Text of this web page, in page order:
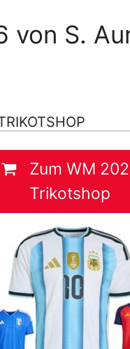
von S.
Zum WM
Trikotshop